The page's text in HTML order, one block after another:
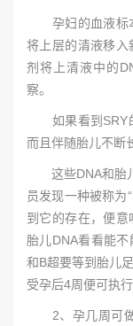
孕妇的血液标本
将上层的清液移
剂将上清液中的
察。
如果看到SRY的
而且伴随胎儿不断
这些DNA和胎儿
员发现一种被称为
到它的存在，便
胎儿DNA看看能不
和B超要等到胎儿
受孕后4周便可执
2、孕几周可做